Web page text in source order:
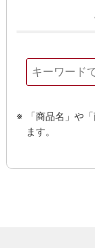
「商品名」や
ます。